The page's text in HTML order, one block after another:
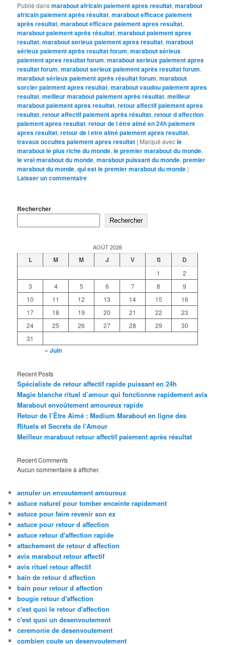
Publié dansmarabout africain paiement apres resultat,marabout
africain paiement après résultat,marabout efficace paiement
après resultat,marabout efficace paiement apres resultat,
marabout paiement après résultat,marabout paiement apres
resultat,marabout serieux paiement apres resultat,marabout
sérieux paiement après resultat forum,marabout sérieux
paiement apres resultat forum,marabout serieux paiement apres
resultat forum,marabout serieux paiement après resultat forum,
marabout sérieux paiement après résultat forum,marabout
sorcier paiement apres resultat,marabout vaudou paiement apres
resultat,meilleur marabout paiement après résultat,meilleur
marabout paiement apres resultat,retour affectif paiement apres
resultat,retour affectif paiement après résultat,retour d affection
paiement apres resultat,retour de l être aimé en 24h paiement
apres resultat,retour de l etre aimé paiement apres resultat,
travaux occultes paiement apres resultat | Marqué avecle
marabout le plus riche du monde,le premier marabout du monde,
le vrai marabout du monde,marabout puissant du monde,premier
marabout du monde,qui est le premier marabout du monde |
Laisser un commentaire
Rechercher
Rechercher
AOÛT 2026
L M M J V S D
1
2
3
4 5 6 7 8
9
10
11 12 13 14 15
16
17
18 19 20 21 22
23
24
25 26 27 28 29
30
31
« Juin
Recent Posts
Spécialiste de retour affectif rapide puissant en 24h
Magie blanche rituel d’amour qui fonctionne rapidement avis
Marabout envoûtement amoureux rapide
Retour de l’Être Aimé : Medium Marabout en ligne des
Rituels et Secrets de l’Amour
Meilleur marabout retour affectif paiement après résultat
Recent Comments
Aucun commentaire à afficher.
annuler un envoutement amoureux
astuce naturel pour tomber enceinte rapidement
astuce pour faire revenir son ex
astuce pour retour d affection
astuce retour d'affection rapide
attachement de retour d affection
avis marabout retour affectif
avis rituel retour affectif
bain de retour d affection
bain pour retour d affection
bougie retour d'affection
c'est quoi le retour d'affection
c'est quoi un desenvoutement
ceremonie de desenvoutement
combien coute un desenvoutement